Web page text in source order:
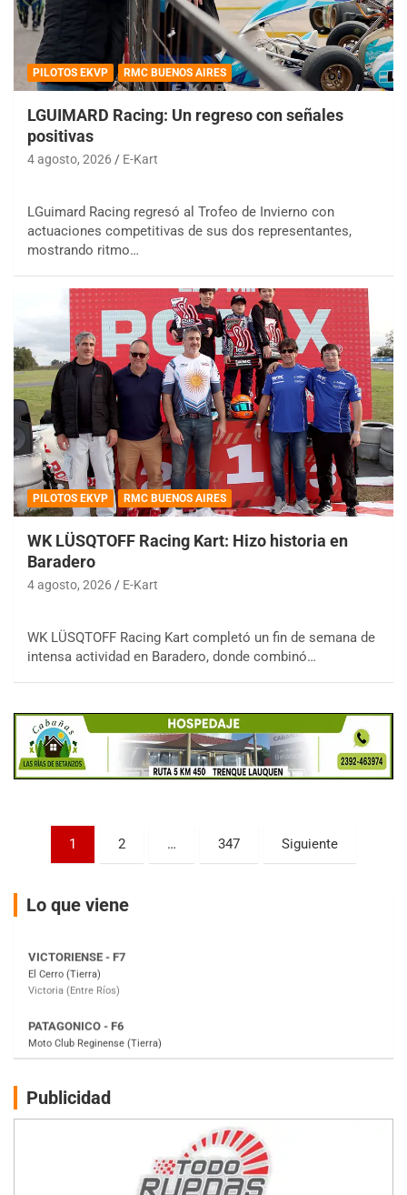
PILOTOS EKVP RMC BUENOS AIRES
LGUIMARD Racing: Un regreso con señales
positivas
4 agosto, 2026 E-Kart
LGuimard Racing regresó al Trofeo de Invierno con
actuaciones competitivas de sus dos representantes,
mostrando ritmo…
PILOTOS EKVP RMC BUENOS AIRES
WK LÜSQTOFF Racing Kart: Hizo historia en
Baradero
4 agosto, 2026 E-Kart
WK LÜSQTOFF Racing Kart completó un fin de semana de
intensa actividad en Baradero, donde combinó…
Paginación
entradas
1 2 … 347 Siguiente
Lo que viene
08/09-AGO
Ramiro Tot (Asfalto)
KDO - F6
Ciudad de Trenque Lauquen (Asfalto)
Trenque Lauquen (Buenos Aires)
Villaguay (Entre Ríos)
Victoria (Entre Ríos)
Moto Club Reginense (Tierra)
Gral. E. Godoy (Río Negro)
Juventud Unida (Tierra)
Humboldt (Santa Fe)
Ciudad de Avellaneda (Asfalto)
José Samuel Sánchez (Tierra)
Publicidad